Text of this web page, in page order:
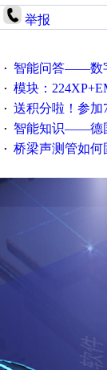
举报
· 智能问答——数字化工厂与
· 模块：
· 送积分啦！参加7月6日
· 智能知识——德国工业崛起
· 桥梁声测管如何固